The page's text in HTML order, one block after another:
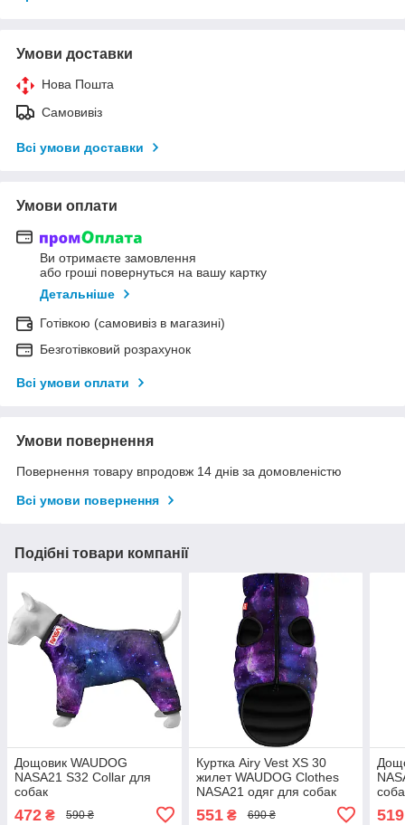
Умови доставки
Нова Пошта
Самовивіз
Всі умови доставки
Умови оплати
Ви отримаєте замовлення
або гроші повернуться на вашу картку
Детальніше
Готівкою (самовивіз в магазині)
Безготівковий розрахунок
Всі умови оплати
Умови повернення
Повернення товару впродовж 14 днів за домовленістю
Всі умови повернення
Подібні товари компанії
Дощовик WAUDOG
NASA21 S32 Collar для
собак
472 ₴ 590 ₴
Куртка Airy Vest XS 30
жилет WAUDOG Clothes
NASA21 одяг для собак
551₴ 690 ₴ 519